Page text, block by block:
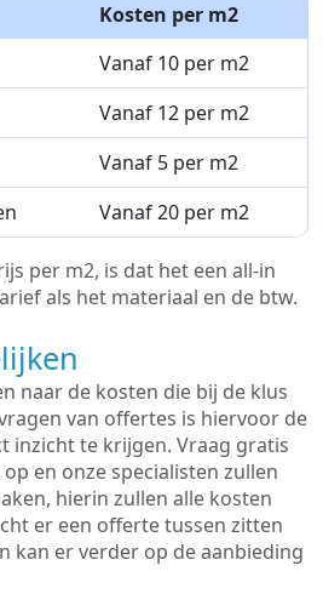
Kosten per m2
Vanaf 10 per m2
Vanaf 12 per m2
Vanaf 5 per m2
Vanaf 20 per m2
per m2, is dat het een all-in
als het materiaal en de btw.
naar de kosten die bij de klus
van offertes is hiervoor de
inzicht te krijgen. Vraag gratis
en onze specialisten zullen
hierin zullen alle kosten
er een offerte tussen zitten
kan er verder op de aanbieding